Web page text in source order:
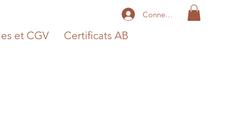
Connexion
et CGV Certificats AB